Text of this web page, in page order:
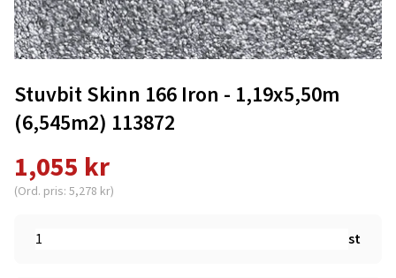
Stuvbit Skinn 166 Iron - 1,19x5,50m
(6,545m2) 113872
1,055 kr
(Ord. pris: 5,278 kr)
st